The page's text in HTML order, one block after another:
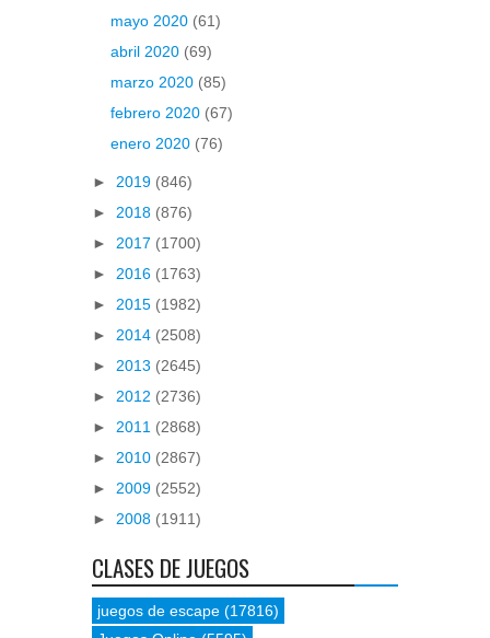
mayo 2020 (61)
abril 2020 (69)
marzo 2020 (85)
febrero 2020 (67)
enero 2020 (76)
► 2019 (846)
► 2018 (876)
► 2017 (1700)
► 2016 (1763)
► 2015 (1982)
► 2014 (2508)
► 2013 (2645)
► 2012 (2736)
► 2011 (2868)
► 2010 (2867)
► 2009 (2552)
► 2008 (1911)
CLASES DE JUEGOS
juegos de escape (17816)